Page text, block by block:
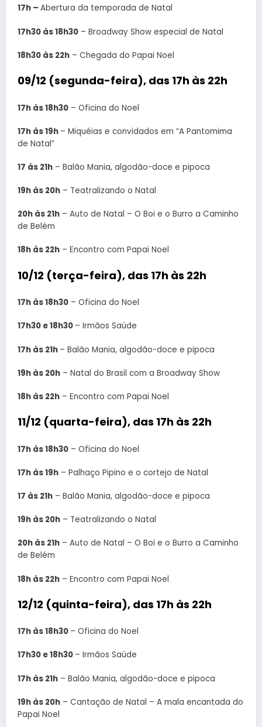
17h – Abertura da temporada de Natal
17h30 às 18h30 – Broadway Show especial de Natal
18h30 às 22h – Chegada do Papai Noel
09/12 (segunda-feira), das 17h às 22h
17h às 18h30 – Oficina do Noel
17h às 19h – Miquéias e convidados em “A Pantomima
de Natal”
17 às 21h – Balão Mania, algodão-doce e pipoca
19h às 20h – Teatralizando o Natal
20h às 21h – Auto de Natal – O Boi e o Burro a Caminho
de Belém
18h às 22h – Encontro com Papai Noel
10/12 (terça-feira), das 17h às 22h
17h às 18h30 – Oficina do Noel
17h30 e 18h30 – Irmãos Saúde
17h às 21h – Balão Mania, algodão-doce e pipoca
19h às 20h – Natal do Brasil com a Broadway Show
18h às 22h – Encontro com Papai Noel
11/12 (quarta-feira), das 17h às 22h
17h às 18h30 – Oficina do Noel
17h às 19h – Palhaço Pipino e o cortejo de Natal
17 às 21h – Balão Mania, algodão-doce e pipoca
19h às 20h – Teatralizando o Natal
20h às 21h – Auto de Natal – O Boi e o Burro a Caminho
de Belém
18h às 22h – Encontro com Papai Noel
12/12 (quinta-feira), das 17h às 22h
17h às 18h30 – Oficina do Noel
17h30 e 18h30 – Irmãos Saúde
17h às 21h – Balão Mania, algodão-doce e pipoca
19h às 20h – Cantação de Natal – A mala encantada do
Papai Noel